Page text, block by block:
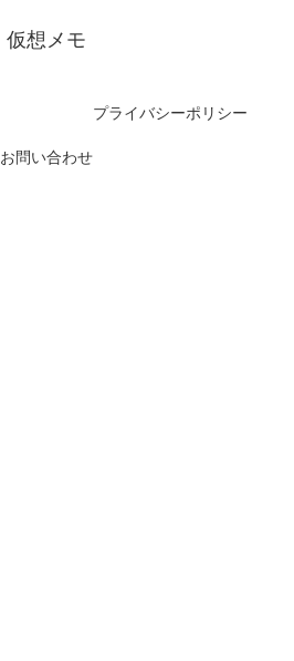
仮想メモ
プライバシーポリシー
お問い合わせ